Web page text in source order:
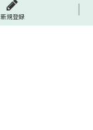
新規登録